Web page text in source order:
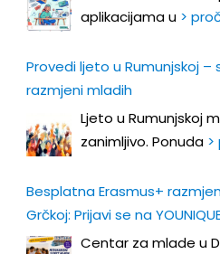
aplikacijama u >
Provedi ljeto u Rumunjskoj –
razmjeni mladih
Ljeto u Rumunjskoj
zanimljivo. Ponuda >
Besplatna Erasmus+
Grčkoj: Prijavi se na
Europu iz prve ruke!
Centar za mlade u